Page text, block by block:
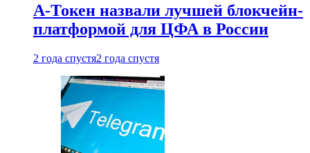
А-Токен назвали лучшей блокчейн-
платформой для ЦФА в России
2 года спустя2 года спустя